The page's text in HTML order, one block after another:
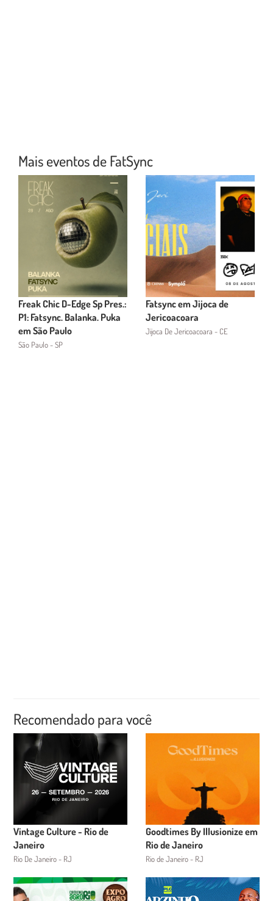
Mais eventos de FatSync
Freak Chic D-Edge Sp Pres.:
P1: Fatsync. Balanka. Puka
em São Paulo
São Paulo - SP
Fatsync em Jijoca de
Jericoacoara
Jijoca De Jericoacoara - CE
Recomendado para você
Vintage Culture - Rio de
Janeiro
Rio De Janeiro - RJ
Goodtimes By Illusionize em
Rio de Janeiro
Rio de Janeiro - RJ